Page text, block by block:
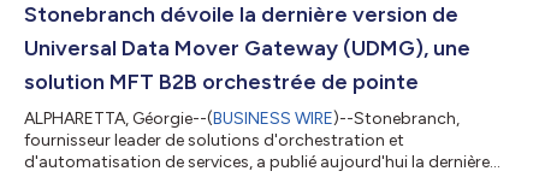
infrastructures cloud, sur site et conteneurisées, la gestion des
Stonebranch dévoile la dernière version de
Universal Data Mover Gateway (UDMG), une
solution MFT B2B orchestrée de pointe
ALPHARETTA, Géorgie--(BUSINESS WIRE)--Stonebranch,
fournisseur leader de solutions d'orchestration et
d'automatisation de services, a publié aujourd'hui la dernière